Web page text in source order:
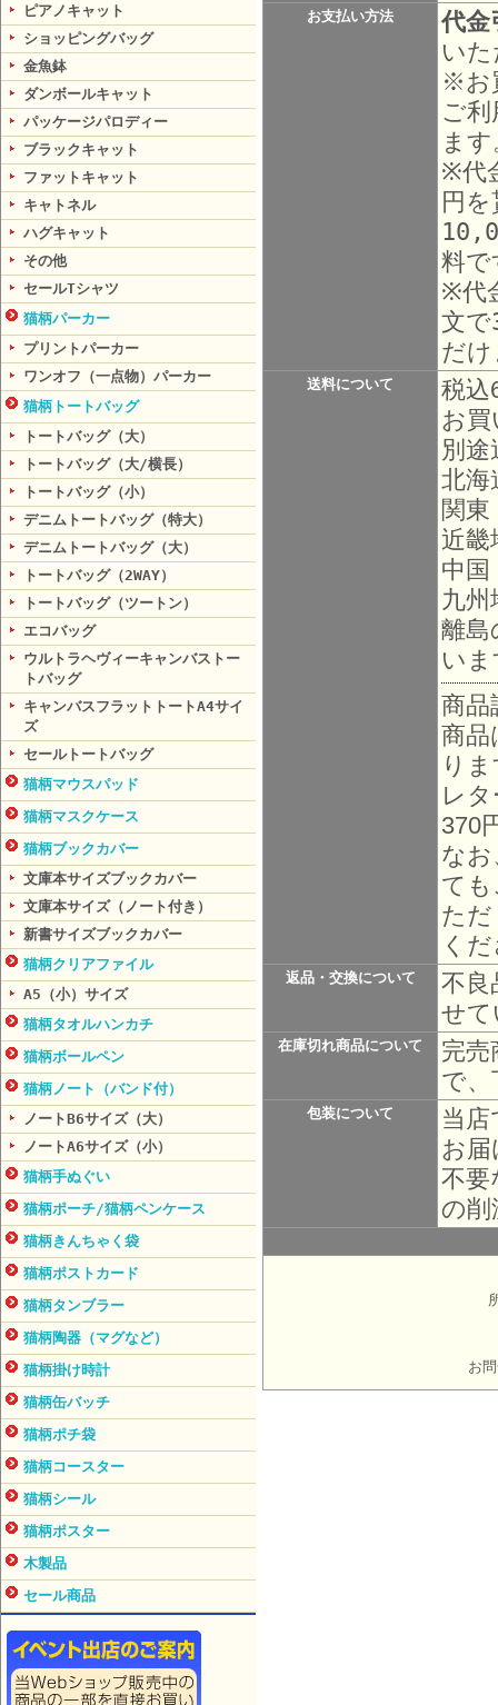
ピアノキャット
ショッピングバッグ
金魚鉢
ダンボールキャット
パッケージパロディー
ブラックキャット
ファットキャット
キャトネル
ハグキャット
その他
セールTシャツ
猫柄パーカー
プリントパーカー
ワンオフ（一点物）パーカー
猫柄トートバッグ
トートバッグ（大）
トートバッグ（大/横長）
トートバッグ（小）
デニムトートバッグ（特大）
デニムトートバッグ（大）
トートバッグ（2WAY）
トートバッグ（ツートン）
エコバッグ
ウルトラヘヴィーキャンバストー
トバッグ
キャンバスフラットトートA4サイ
ズ
セールトートバッグ
猫柄マウスパッド
猫柄マスクケース
猫柄ブックカバー
文庫本サイズブックカバー
文庫本サイズ（ノート付き）
新書サイズブックカバー
猫柄クリアファイル
A5（小）サイズ
猫柄タオルハンカチ
猫柄ボールペン
猫柄ノート（バンド付）
ノートB6サイズ（大）
ノートA6サイズ（小）
猫柄手ぬぐい
猫柄ポーチ/猫柄ペンケース
猫柄きんちゃく袋
猫柄ポストカード
猫柄タンブラー
猫柄陶器（マグなど）
猫柄掛け時計
猫柄缶バッチ
猫柄ポチ袋
猫柄コースター
猫柄シール
猫柄ポスター
木製品
セール商品
お支払い方法
代金
い
※お
ご
ま
※代
円
料で
※代
文
だ
送料について
税込
お
別
北海
関東
近畿
中国
九州
離島
い
商品
商品
り
レ
370
な
て
た
く
返品・交換について
不良
せ
在庫切れ商品について
完
で、
包装について
当
お
不要
の
お